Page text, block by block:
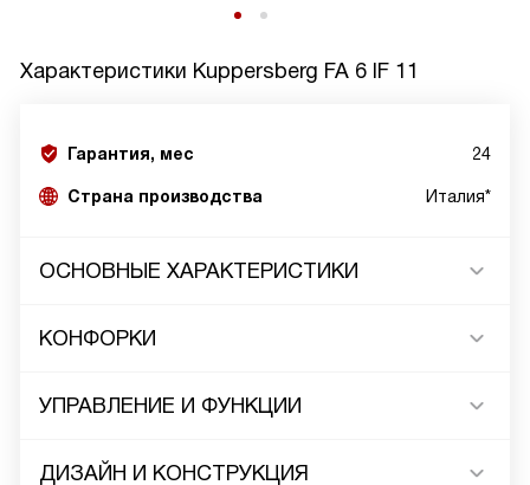
Характеристики Kuppersberg FA 6 IF 11
Гарантия, мес 24
Страна производства Италия*
ОСНОВНЫЕ ХАРАКТЕРИСТИКИ
КОНФОРКИ
УПРАВЛЕНИЕ И ФУНКЦИИ
ДИЗАЙН И КОНСТРУКЦИЯ